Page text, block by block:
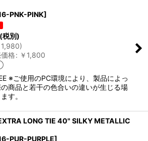
PNK-PINK]
(税別)
1,980)
格: ￥ 1,800
※ご使用のPC環境により、製品によっ
商品と若干の色合いの違いが生じる場
す。
LONG TIE 40" SILKY METALLIC
PUR-PURPLE]